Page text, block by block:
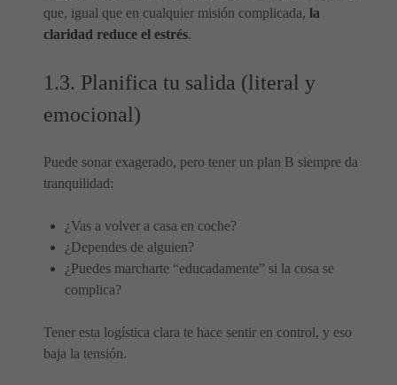
que, igual que en cualquier misión complicada, la
claridad reduce el estrés.
1.3. Planifica tu salida (literal y
emocional)
Puede sonar exagerado, pero tener un plan B siempre da
tranquilidad:
¿Vas a volver a casa en coche?
¿Dependes de alguien?
¿Puedes marcharte “educadamente” si la cosa se
complica?
Tener esta logística clara te hace sentir en control, y eso
baja la tensión.